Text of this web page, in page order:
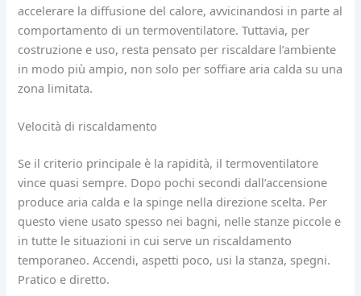
accelerare la diffusione del calore, avvicinandosi in parte al
comportamento di un termoventilatore. Tuttavia, per
costruzione e uso, resta pensato per riscaldare l’ambiente
in modo più ampio, non solo per soffiare aria calda su una
zona limitata.
Velocità di riscaldamento
Se il criterio principale è la rapidità, il termoventilatore
vince quasi sempre. Dopo pochi secondi dall’accensione
produce aria calda e la spinge nella direzione scelta. Per
questo viene usato spesso nei bagni, nelle stanze piccole e
in tutte le situazioni in cui serve un riscaldamento
temporaneo. Accendi, aspetti poco, usi la stanza, spegni.
Pratico e diretto.